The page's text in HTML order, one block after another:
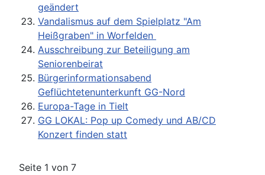
geändert
Vandalismus auf dem Spielplatz "Am
Heißgraben" in Worfelden
Ausschreibung zur Beteiligung am
Seniorenbeirat
Bürgerinformationsabend
Geflüchtetenunterkunft GG-Nord
Europa-Tage in Tielt
GG LOKAL: Pop up Comedy und AB/CD
Konzert finden statt
Seite 1 von 7